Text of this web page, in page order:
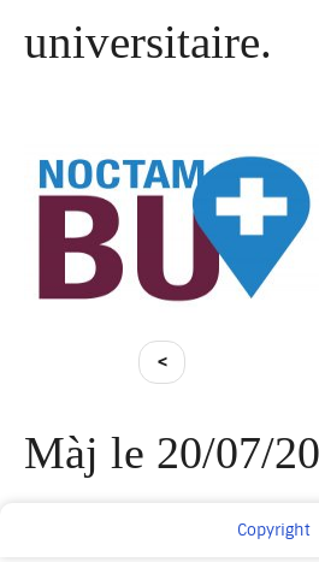
universitaire.
<
Màj le 20/07/
Copyright